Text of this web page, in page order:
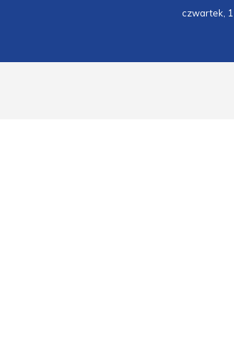
czwartek,